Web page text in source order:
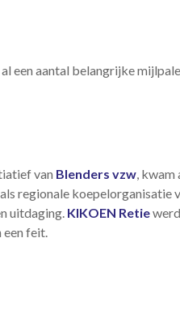
een aantal belangrijke
van Blenders vzw, kwam
regionale koepelorganisatie
uitdaging. KIKOEN Retie
een feit.